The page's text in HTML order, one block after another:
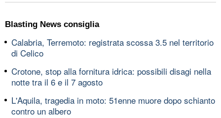
Blasting News consiglia
Calabria, Terremoto: registrata scossa 3.5 nel territorio
di Celico
Crotone, stop alla fornitura idrica: possibili disagi nella
notte tra il 6 e il 7 agosto
L'Aquila, tragedia in moto: 51enne muore dopo schianto
contro un albero